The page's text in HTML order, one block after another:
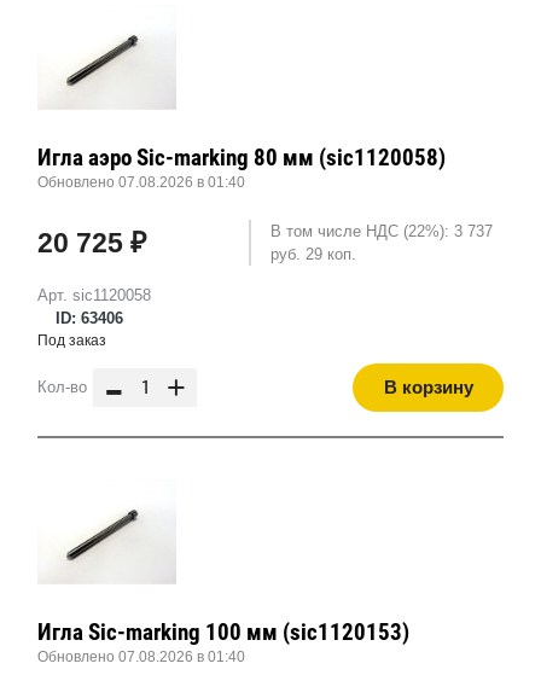
Арт. sic1120058
ID: 63406
Игла аэро Sic-marking 80 мм (sic1120058)
Обновлено 07.08.2026 в 01:40
20 725 ₽
В том числе НДС (22%): 3 737
руб. 29 коп.
Под заказ
Кол-во - + В корзину
Игла Sic-marking 100 мм (sic1120153)
Обновлено 07.08.2026 в 01:40